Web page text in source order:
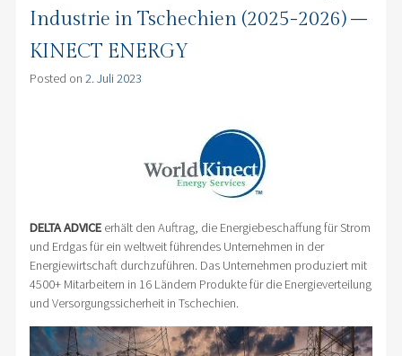
Industrie in Tschechien (2025-2026) –
KINECT ENERGY
Posted on 2. Juli 2023
DELTA ADVICEerhält den Auftrag, die Energiebeschaffung für Strom
und Erdgas für ein weltweit führendes Unternehmen in der
Energiewirtschaft durchzuführen. Das Unternehmen produziert mit
4500+ Mitarbeitern in 16 Ländern Produkte für die Energieverteilung
und Versorgungssicherheit in Tschechien.